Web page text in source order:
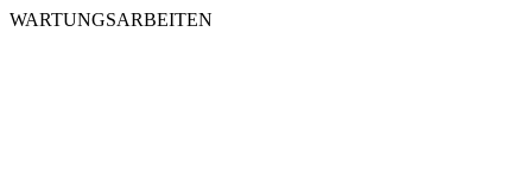
WARTUNGSARBEITEN